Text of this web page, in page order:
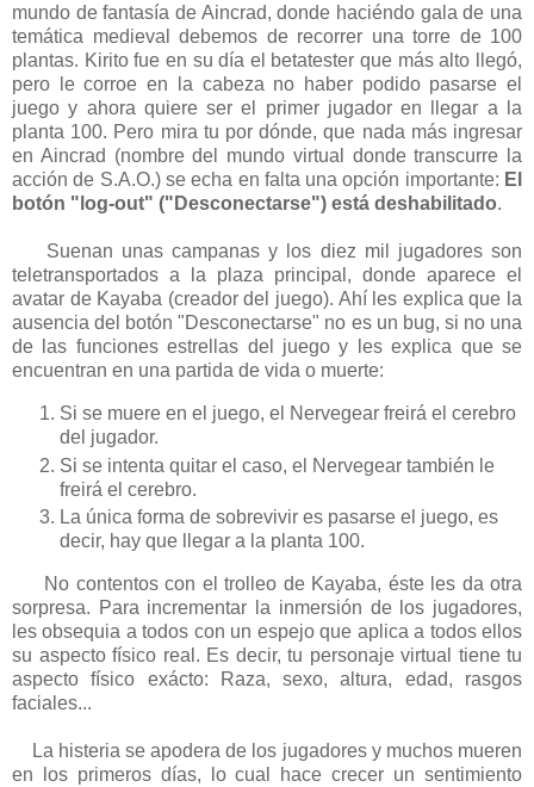
mundo de fantasía de Aincrad, donde haciéndo gala de una
temática medieval debemos de recorrer una torre de 100
plantas. Kirito fue en su día el betatester que más alto llegó,
pero le corroe en la cabeza no haber podido pasarse el
juego y ahora quiere ser el primer jugador en llegar a la
planta 100. Pero mira tu por dónde, que nada más ingresar
en Aincrad (nombre del mundo virtual donde transcurre la
acción de S.A.O.) se echa en falta una opción importante: El
botón "log-out" ("Desconectarse") está deshabilitado.
Suenan unas campanas y los diez mil jugadores son
teletransportados a la plaza principal, donde aparece el
avatar de Kayaba (creador del juego). Ahí les explica que la
ausencia del botón "Desconectarse" no es un bug, si no una
de las funciones estrellas del juego y les explica que se
encuentran en una partida de vida o muerte:
Si se muere en el juego, el Nervegear freirá el cerebro
del jugador.
Si se intenta quitar el caso, el Nervegear también le
freirá el cerebro.
La única forma de sobrevivir es pasarse el juego, es
decir, hay que llegar a la planta 100.
No contentos con el trolleo de Kayaba, éste les da otra
sorpresa. Para incrementar la inmersión de los jugadores,
les obsequia a todos con un espejo que aplica a todos ellos
su aspecto físico real. Es decir, tu personaje virtual tiene tu
aspecto físico exácto: Raza, sexo, altura, edad, rasgos
faciales...
La histeria se apodera de los jugadores y muchos mueren
en los primeros días, lo cual hace crecer un sentimiento